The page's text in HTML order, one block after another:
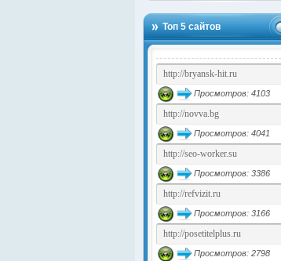
Топ 5 сайтов
Просмотров: 4103
Просмотров: 4041
Просмотров: 3386
Просмотров: 3166
Просмотров: 2798